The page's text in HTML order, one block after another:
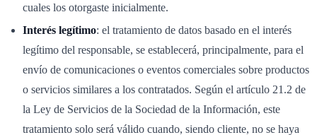
cuales los otorgaste inicialmente.
Interés legítimo: el tratamiento de datos basado en el interés
legítimo del responsable, se establecerá, principalmente, para el
envío de comunicaciones o eventos comerciales sobre productos
o servicios similares a los contratados. Según el artículo 21.2 de
la Ley de Servicios de la Sociedad de la Información, este
tratamiento solo será válido cuando, siendo cliente, no se haya